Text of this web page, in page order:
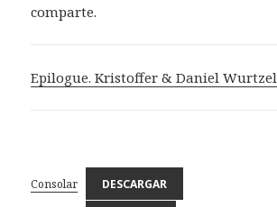
comparte.
Epilogue. Kristoffer & Daniel Wurtzel
Consolar DESCARGAR